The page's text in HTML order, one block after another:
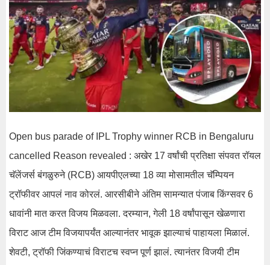
Open bus parade of IPL Trophy winner RCB in Bengaluru
cancelled Reason revealed : अखेर 17 वर्षांची प्रतिक्षा संपवत रॉयल
चॅलेंजर्स बंगळुरुने (RCB) आयपीएलच्या 18 व्या मोसामतील चॅम्पियन
ट्रॉफीवर आपलं नाव कोरलं. आरसीबीने अंतिम सामन्यात पंजाब किंग्सवर 6
धावांनी मात करत विजय मिळवला. दरम्यान, गेली 18 वर्षांपासून खेळणारा
विराट आज टीम विजयापर्यंत आल्यानंतर भावूक झाल्याचं पाहायला मिळालं.
शेवटी, ट्रॉफी जिंकण्याचं विराटच स्वप्न पूर्ण झालं. त्यानंतर विजयी टीम